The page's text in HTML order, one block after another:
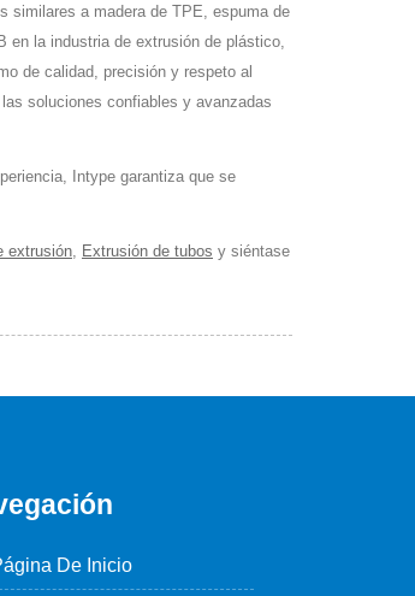
similares a madera de TPE, espuma de
en la industria de extrusión de plástico,
de calidad, precisión y respeto al
soluciones confiables y avanzadas
Intype garantiza que se
extrusión, Extrusión de tubos y siéntase
De Inicio